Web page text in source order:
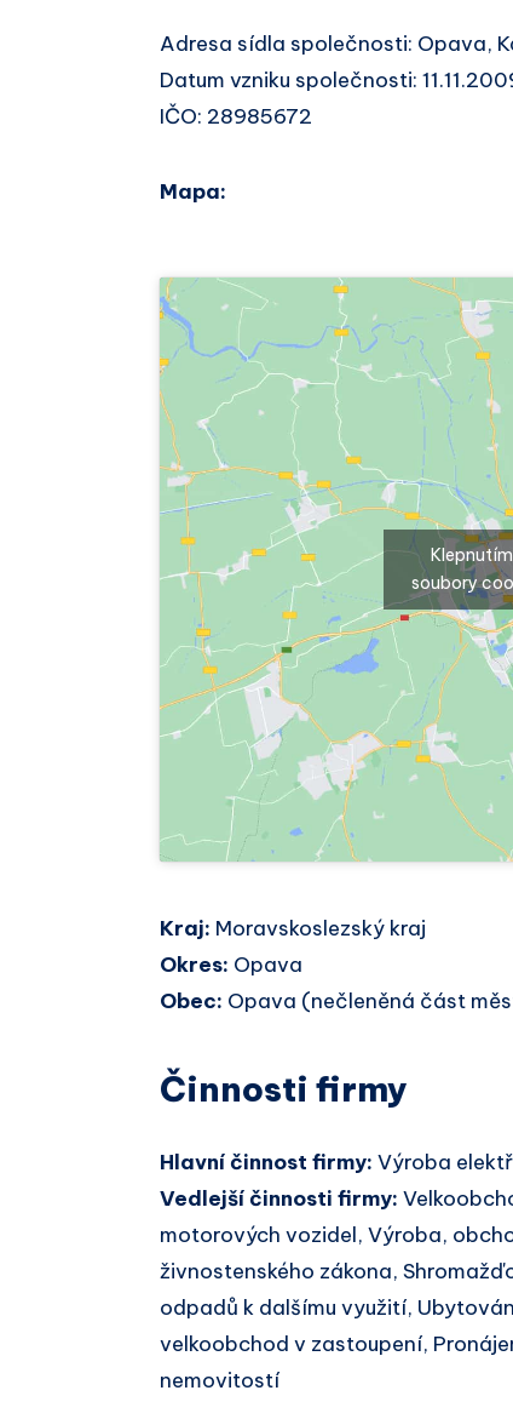
Adresa sídla společnosti: Opava,
Datum vzniku společnosti:
IČO: 28985672
Mapa:
soubory
Kraj: Moravskoslezský kraj
Okres: Opava
Obec: Opava (nečleněná část
Činnosti firmy
Hlavní činnost firmy: Výroba
Vedlejší činnosti firmy:
motorových vozidel, Výroba,
živnostenského zákona,
odpadů k dalšímu využití,
velkoobchod v zastoupení,
nemovitostí